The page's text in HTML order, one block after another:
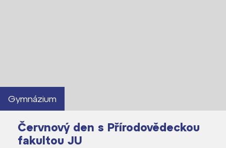
Gymnázium
Červnový den s Přírodovědeckou
fakultou JU
Proč se stát žákem ZŠ ČAG
Kontakt